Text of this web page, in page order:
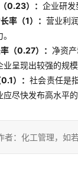
0.23）： 企业研发
率（1）：营业利
（0.27）： 净资
呈现出较强的规
）：社会责任是
应尽快发布高水平
者：化工管理，